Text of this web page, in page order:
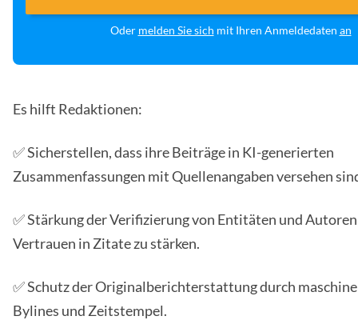
Oder melden Sie sich mit Ihren Anmeldedaten an
Es hilft Redaktionen:
✅ Sicherstellen, dass ihre Beiträge in KI-generierten
Zusammenfassungen mit Quellenangaben versehen
✅ Stärkung der Verifizierung von Entitäten und
Vertrauen in Zitate zu stärken.
✅ Schutz der Originalberichterstattung durch
Bylines und Zeitstempel.